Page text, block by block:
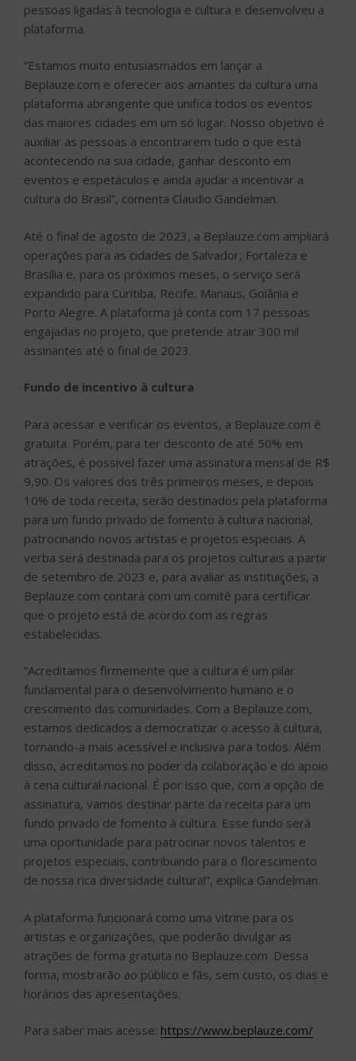
pessoas ligadas à tecnologia e cultura e desenvolveu a
plataforma.
“Estamos muito entusiasmados em lançar a
Beplauze.com e oferecer aos amantes da cultura uma
plataforma abrangente que unifica todos os eventos
das maiores cidades em um só lugar. Nosso objetivo é
auxiliar as pessoas a encontrarem tudo o que está
acontecendo na sua cidade, ganhar desconto em
eventos e espetáculos e ainda ajudar a incentivar a
cultura do Brasil”, comenta Claudio Gandelman.
Até o final de agosto de 2023, a Beplauze.com ampliará
operações para as cidades de Salvador, Fortaleza e
Brasília e, para os próximos meses, o serviço será
expandido para Curitiba, Recife, Manaus, Goiânia e
Porto Alegre. A plataforma já conta com 17 pessoas
engajadas no projeto, que pretende atrair 300 mil
assinantes até o final de 2023.
Fundo de incentivo à cultura
Para acessar e verificar os eventos, a Beplauze.com é
gratuita. Porém, para ter desconto de até 50% em
atrações, é possível fazer uma assinatura mensal de R$
9,90. Os valores dos três primeiros meses, e depois
10% de toda receita, serão destinados pela plataforma
para um fundo privado de fomento à cultura nacional,
patrocinando novos artistas e projetos especiais. A
verba será destinada para os projetos culturais a partir
de setembro de 2023 e, para avaliar as instituições, a
Beplauze.com contará com um comitê para certificar
que o projeto está de acordo com as regras
estabelecidas.
“Acreditamos firmemente que a cultura é um pilar
fundamental para o desenvolvimento humano e o
crescimento das comunidades. Com a Beplauze.com,
estamos dedicados a democratizar o acesso à cultura,
tornando-a mais acessível e inclusiva para todos. Além
disso, acreditamos no poder da colaboração e do apoio
à cena cultural nacional. É por isso que, com a opção de
assinatura, vamos destinar parte da receita para um
fundo privado de fomento à cultura. Esse fundo será
uma oportunidade para patrocinar novos talentos e
projetos especiais, contribuindo para o florescimento
de nossa rica diversidade cultural”, explica Gandelman.
A plataforma funcionará como uma vitrine para os
artistas e organizações, que poderão divulgar as
atrações de forma gratuita no Beplauze.com. Dessa
forma, mostrarão ao público e fãs, sem custo, os dias e
horários das apresentações.
Para saber mais acesse: https://www.beplauze.com/